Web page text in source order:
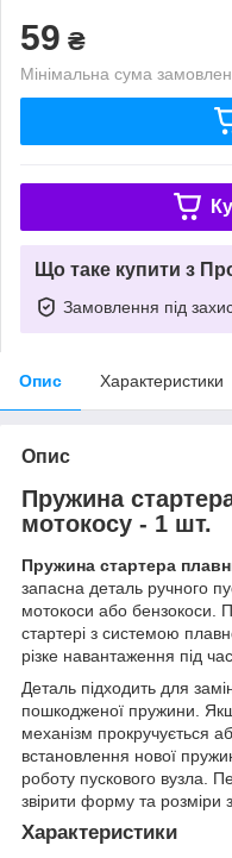
59 ₴
Мінімальна сума
Що таке купити з
Замовлення під
Опис Характеристики
Опис
Пружина
мотокосу - 1 шт.
Пружина стартера
запасна деталь ручного
мотокоси або бензокоси.
стартері з системою
різке навантаження під
Деталь підходить для
пошкодженої пружини.
механізм прокручується
встановлення нової
роботу пускового вузла.
звірити форму та розміри
Характеристики